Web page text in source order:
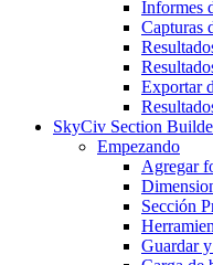
Informes
Capturas
Exportar
SkyCiv Section
Empezando
Agregar
Sección
Guardar